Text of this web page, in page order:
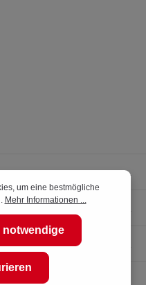
um eine bestmögliche
Mehr Informationen ...
notwendige